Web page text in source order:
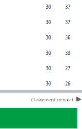
30
37
30
37
30
36
30
33
30
27
30 26
Classement complet